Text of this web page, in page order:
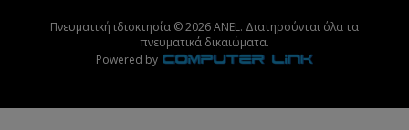
Πνευματική ιδιοκτησία © 2026 ANEL. Διατηρούνται όλα τα
πνευματικά δικαιώματα.
Powered by